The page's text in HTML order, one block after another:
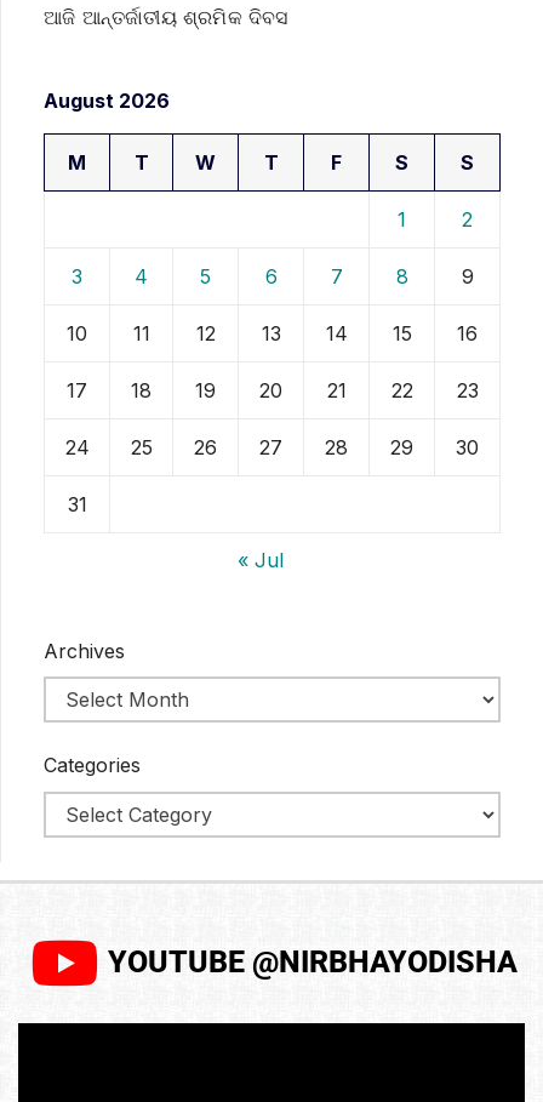
ଆଜି ଆନ୍ତର୍ଜାତୀୟ ଶ୍ରମିକ ଦିବସ
August 2026
M T W T F S S
1 2
3 4 5 6 7 8 9
10 11 12 13 14 15 16
17 18 19 20 21 22 23
24 25 26 27 28 29 30
31
« Jul
Archives
Categories
YOUTUBE @NIRBHAYODISHA